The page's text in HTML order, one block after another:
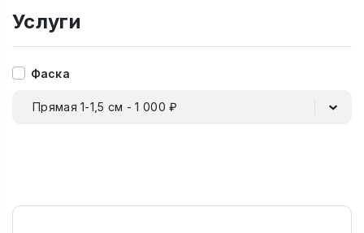
Услуги
Фаска
Прямая 1-1,5 см - 1 000 ₽